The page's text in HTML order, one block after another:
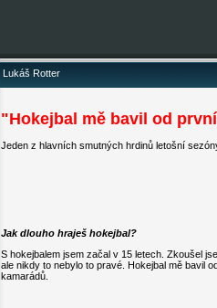
Lukáš Rotter
"Hokejbal mě bavil od
Jeden z hlavních smutných hrdinů letošní
Jak dlouho hraješ hokejbal?
S hokejbalem jsem začal v 15 letech. Zkoušel
ale nikdy to nebylo to pravé. Hokejbal mě bavil
kamarádů.